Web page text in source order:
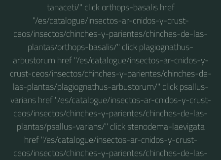
tanaceti/" click orthops-basalis href
"/es/catalogue/insectos-ar-cnidos-y-crust-
ceos/insectos/chinches-y-parientes/chinches-de-las-
plantas/orthops-basalis/" click plagiognathus-
arbustorum href "/es/catalogue/insectos-ar-cnidos-y-
crust-ceos/insectos/chinches-y-parientes/chinches-de-
las-plantas/plagiognathus-arbustorum/" click psallus-
varians href "/es/catalogue/insectos-ar-cnidos-y-crust-
ceos/insectos/chinches-y-parientes/chinches-de-las-
plantas/psallus-varians/" click stenodema-laevigata
href "/es/catalogue/insectos-ar-cnidos-y-crust-
ceos/insectos/chinches-y-parientes/chinches-de-las-